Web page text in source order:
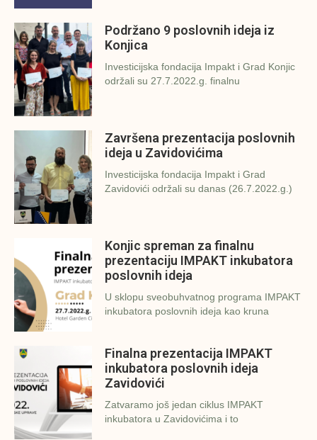
Podržano 9 poslovnih ideja iz
Konjica
Investicijska fondacija Impakt i Grad Konjic
održali su 27.7.2022.g. finalnu
Završena prezentacija poslovnih
ideja u Zavidovićima
Investicijska fondacija Impakt i Grad
Zavidovići održali su danas (26.7.2022.g.)
Konjic spreman za finalnu
prezentaciju IMPAKT inkubatora
poslovnih ideja
U sklopu sveobuhvatnog programa IMPAKT
inkubatora poslovnih ideja kao kruna
Finalna prezentacija IMPAKT
inkubatora poslovnih ideja
Zavidovići
Zatvaramo još jedan ciklus IMPAKT
inkubatora u Zavidovićima i to